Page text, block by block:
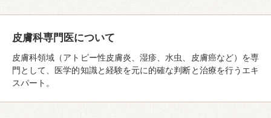
皮膚科専門医について
皮膚科領域（アトピー性皮膚炎、湿疹、水虫、皮膚癌など）を専
門として、医学的知識と経験を元に的確な判断と治療を行うエキ
スパート。